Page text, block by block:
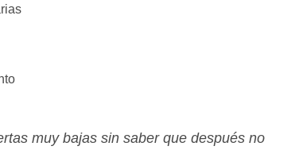
muy bajas sin saber que después no